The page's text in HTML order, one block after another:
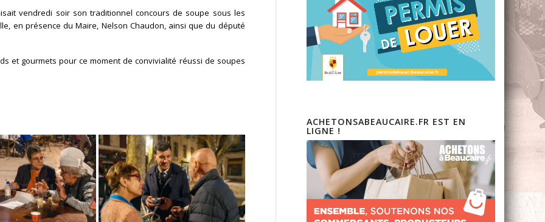
vendredi soir son traditionnel concours de soupe sous les
en présence du Maire, Nelson Chaudon, ainsi que du député
et gourmets pour ce moment de convivialité réussi de soupes
ACHETONSABEAUCAIRE.FR EST EN
LIGNE !